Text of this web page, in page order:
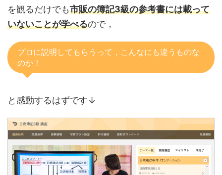
を観るだけでも市販の簿記3級の参考書には載って
いないことが学べるので，
プロに説明してもらうって，こんなにも違うものな
のか！
と感動するはずです↓